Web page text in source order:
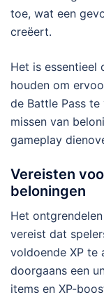
toe, wat een
creëert.
Het is
houden om
de Battle Pass
missen van
gameplay
Vereisten
beloningen
Het
vereist dat
voldoende XP te
doorgaans een
items en XP-